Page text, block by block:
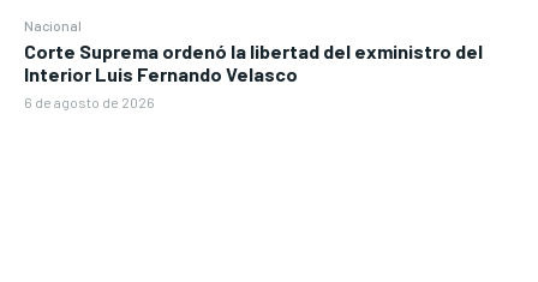
Nacional
Corte Suprema ordenó la libertad del exministro del
Interior Luis Fernando Velasco
6 de agosto de 2026